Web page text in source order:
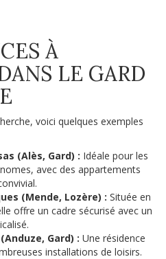
À
LE GARD
voici quelques exemples
(Alès, Gard) : Idéale pour les
avec des appartements
(Mende, Lozère) : Située en
offre un cadre sécurisé avec un
Gard) : Une résidence
installations de loisirs.